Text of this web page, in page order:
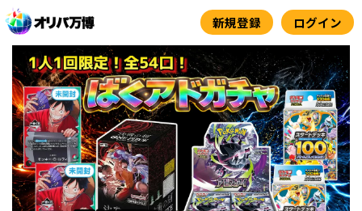
容
新規登録 ログイン